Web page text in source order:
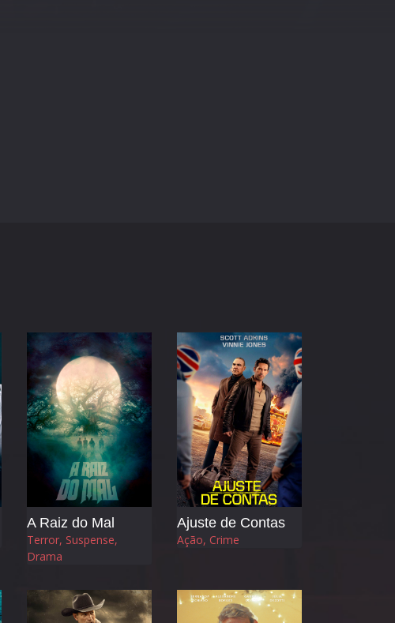
A Raiz do Mal
Terror, Suspense,
Drama
Ajuste de Contas
Ação, Crime